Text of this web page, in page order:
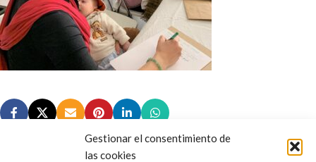
Gestionar el consentimiento de
las cookies